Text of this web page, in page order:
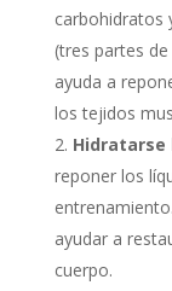
carbohidratos
(tres partes
ayuda a
los tejidos
Hidratarse
reponer los
ayudar a
cuerpo.